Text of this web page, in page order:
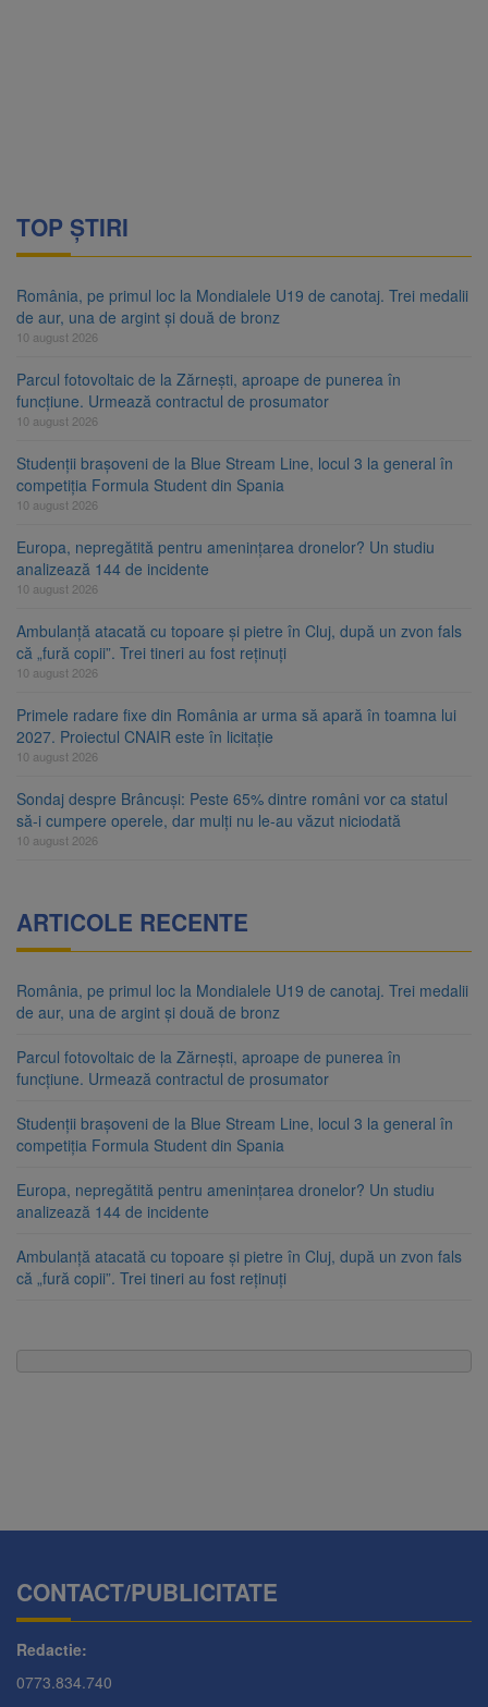
TOP ȘTIRI
România, pe primul loc la Mondialele U19 de canotaj. Trei medalii
de aur, una de argint și două de bronz
10 august 2026
Parcul fotovoltaic de la Zărnești, aproape de punerea în
funcțiune. Urmează contractul de prosumator
10 august 2026
Studenții brașoveni de la Blue Stream Line, locul 3 la general în
competiția Formula Student din Spania
10 august 2026
Europa, nepregătită pentru amenințarea dronelor? Un studiu
analizează 144 de incidente
10 august 2026
Ambulanță atacată cu topoare și pietre în Cluj, după un zvon fals
că „fură copii”. Trei tineri au fost reținuți
10 august 2026
Primele radare fixe din România ar urma să apară în toamna lui
2027. Proiectul CNAIR este în licitație
10 august 2026
Sondaj despre Brâncuși: Peste 65% dintre români vor ca statul
să-i cumpere operele, dar mulți nu le-au văzut niciodată
10 august 2026
ARTICOLE RECENTE
România, pe primul loc la Mondialele U19 de canotaj. Trei medalii
de aur, una de argint și două de bronz
Parcul fotovoltaic de la Zărnești, aproape de punerea în
funcțiune. Urmează contractul de prosumator
Studenții brașoveni de la Blue Stream Line, locul 3 la general în
competiția Formula Student din Spania
Europa, nepregătită pentru amenințarea dronelor? Un studiu
analizează 144 de incidente
Ambulanță atacată cu topoare și pietre în Cluj, după un zvon fals
că „fură copii”. Trei tineri au fost reținuți
CONTACT/PUBLICITATE
Redactie:
0773.834.740